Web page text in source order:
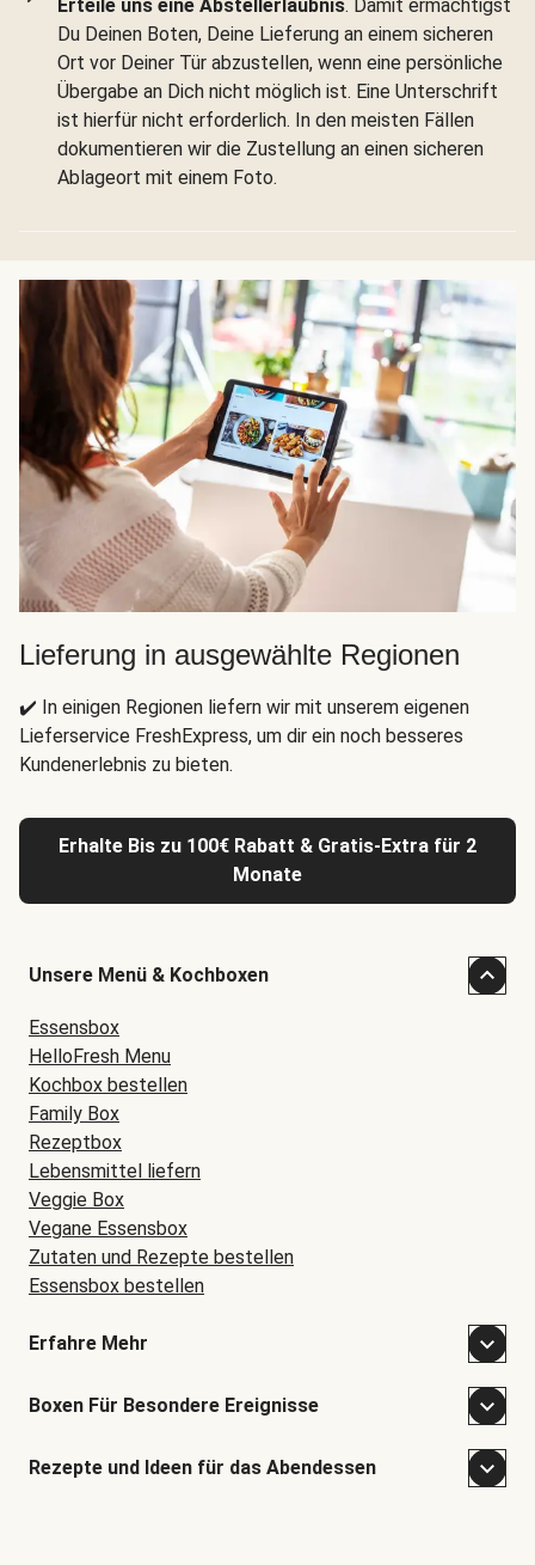
Erteile uns eine Abstellerlaubnis. Damit ermächtigst
Du Deinen Boten, Deine Lieferung an einem sicheren
Ort vor Deiner Tür abzustellen, wenn eine persönliche
Übergabe an Dich nicht möglich ist. Eine Unterschrift
ist hierfür nicht erforderlich. In den meisten Fällen
dokumentieren wir die Zustellung an einen sicheren
Ablageort mit einem Foto.
Lieferung in ausgewählte Regionen
✔️ In einigen Regionen liefern wir mit unserem eigenen
Lieferservice FreshExpress, um dir ein noch besseres
Kundenerlebnis zu bieten.
Erhalte Bis zu 100€ Rabatt & Gratis-Extra für 2
Monate
Unsere Menü & Kochboxen
Essensbox
HelloFresh Menu
Kochbox bestellen
Family Box
Rezeptbox
Lebensmittel liefern
Veggie Box
Vegane Essensbox
Zutaten und Rezepte bestellen
Essensbox bestellen
Erfahre Mehr
Boxen Für Besondere Ereignisse
Rezepte und Ideen für das Abendessen